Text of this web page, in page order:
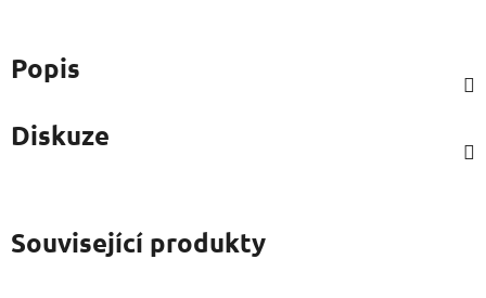
Popis
Diskuze
Související produkty